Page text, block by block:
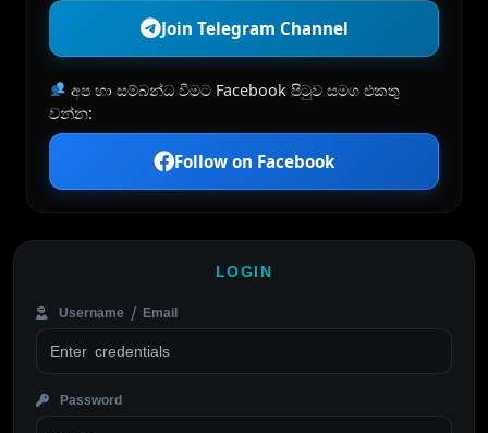
Join Telegram Channel
අප හා සම්බන්ධ වීමට Facebook පිටුව සමග එකතු
වන්න:
Follow on Facebook
LOGIN
Username / Email
Password